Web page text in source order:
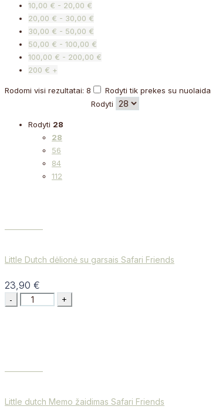
10,00 € - 20,00 €
20,00 € - 30,00 €
30,00 € - 50,00 €
50,00 € - 100,00 €
100,00 € - 200,00 €
200 € +
Rodomi visi rezultatai: 8
Rodyti tik prekes su nuolaida
Rodyti
Rodyti 28
28
56
84
112
Little Dutch dėlionė su garsais Safari Friends
23,90 €
Little dutch Memo žaidimas Safari Friends